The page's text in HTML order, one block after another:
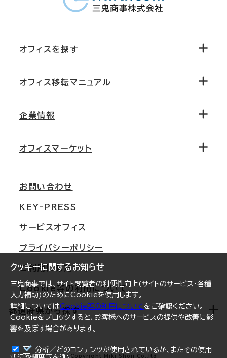
クッキーに関するお知らせ
三鬼商事では、サイト閲覧者の利便性向上(サイトのサービス・各種
入力補助)のためにCookieを使用します。
詳細についてはCookie等の利用についてをご確認ください。
Cookieをブロックすると、お客様へのサービスの提供や改善に影
響を及ぼす場合があります。
分析／どのコンテンツが使用されているか、またその使用
オフィスを探す
地図から探す
路線・駅から探す
オフィス移転マニュアル
移転コストシミュレーション
移転スケジュール
オフィス移転Q&A
企業情報
オフィスマーケット
大阪
名古屋
札幌
仙台
横浜
福岡
オフィスリポート
ログイン
お問い合わせ
KEY-PRESS
サービスオフィス
プライバシーポリシー
ご利用にあたって
Cookie等の利用について
都道府県から探す
北海道 Copyright Miki Shoji Co.,ltd